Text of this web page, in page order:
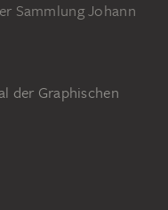
Sammlung Johann
der Graphischen